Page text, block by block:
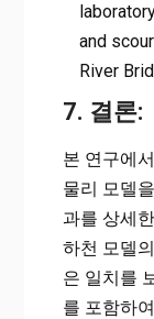
and
River
7. 결론:
본 연구에
물리 모델
과를 상세
하천 모델
은 일치를
를 포함하